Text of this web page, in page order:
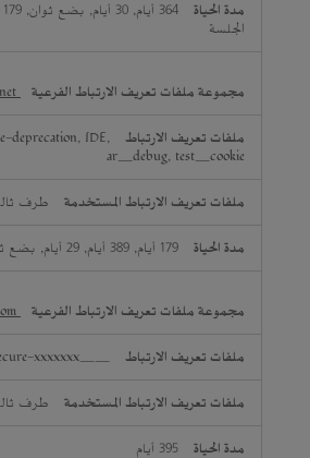
الجلسة
deprecation, IDE,
ar_debug, test_cookie
طرف
179 أيام, 389 أيام, 29 أيام, بضع ثوان
طرف
395 أيام